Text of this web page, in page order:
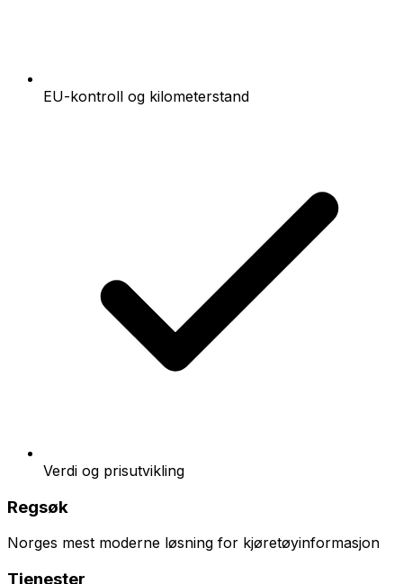
EU-kontroll og kilometerstand
Verdi og prisutvikling
Regsøk
Norges mest moderne løsning for kjøretøyinformasjon
Tjenester